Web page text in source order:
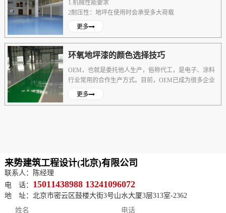
1.机械性能要求 ​
2耐压性：地坪在使用时会承受多大荷载
3耐冲击性：冲击力是否会引起地坪面剥离
更多
环氧地坪漆的颜色选择技巧
OEM，也就是委托他人生产，俗称代工，是电子、涂料
行业常用的合作生产方式。目前，OEM已成为很多企业
发展壮大的途径。对于地坪漆企业来说
更多
来势建筑工程设计(北京)有限公司
联系人：陈经理
电 话： 15011438988 13241096072
地 址：北京市密云区鼓楼大街3号山水大厦3层313室-2362